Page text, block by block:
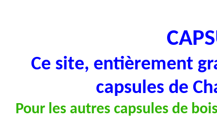
Ce site, entièrement
capsules de
Pour les autres capsules de